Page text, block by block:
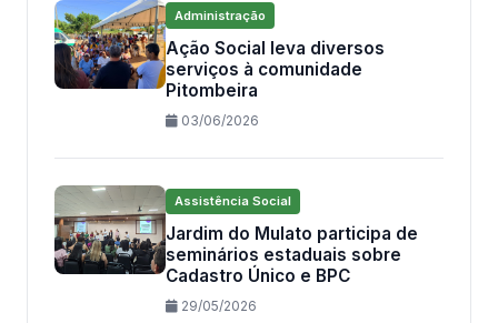
Administração
Ação Social leva diversos
serviços à comunidade
Pitombeira
03/06/2026
Assistência Social
Jardim do Mulato participa de
seminários estaduais sobre
Cadastro Único e BPC
29/05/2026